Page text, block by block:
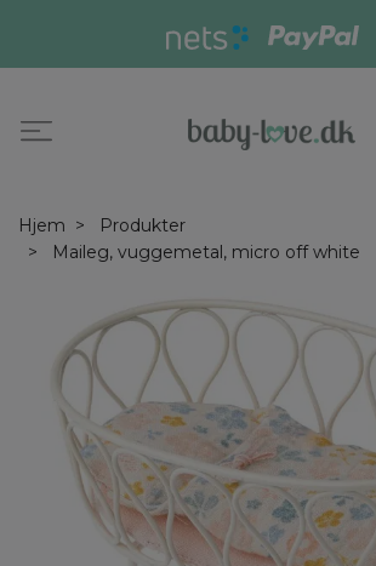
Hjem
Produkter
Maileg, vuggemetal, micro off white